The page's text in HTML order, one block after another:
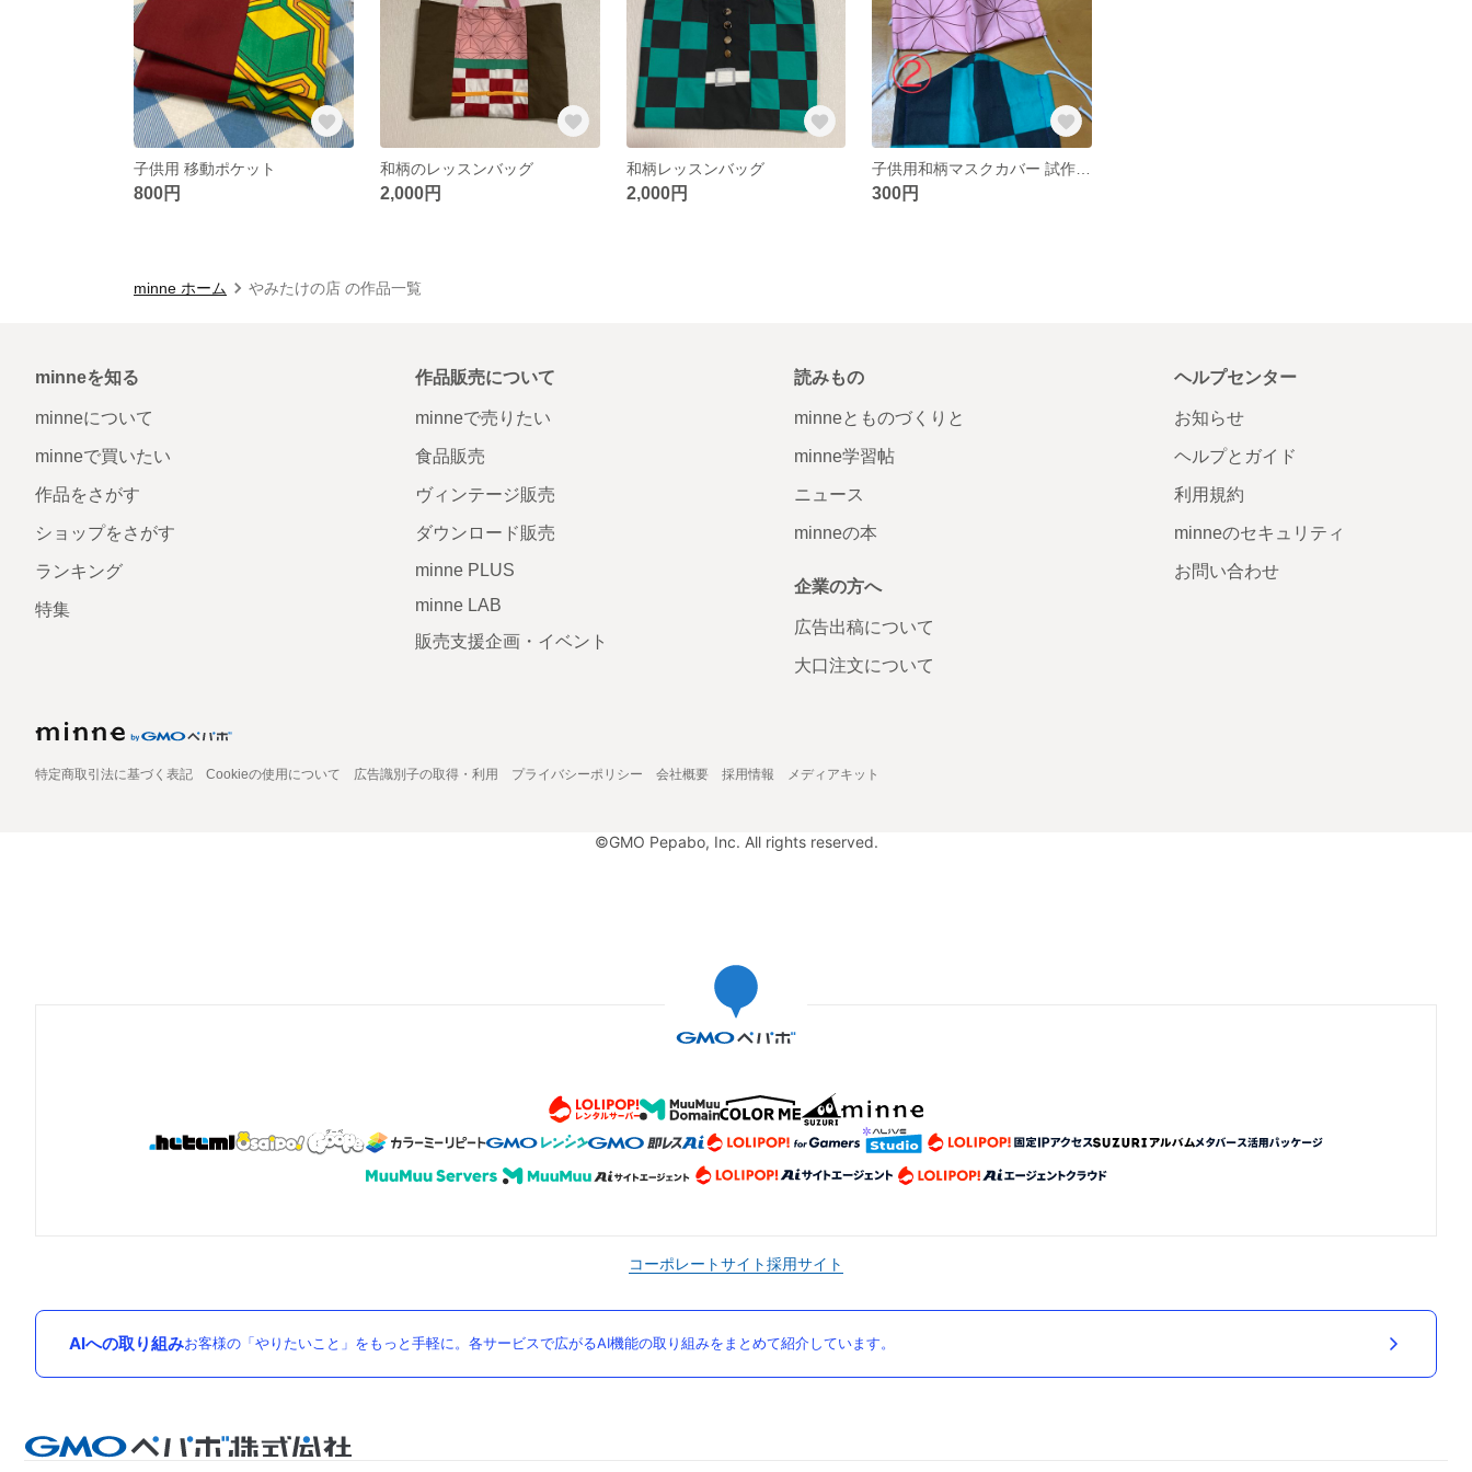
子供用 移動ポケット
800円
和柄のレッスンバッグ
2,000円
和柄レッスンバッグ
2,000円 300円
minne ホーム やみたけの店 の作品一覧
minneを知る
minneについて
minneで買いたい
作品をさがす
ショップをさがす
ランキング
特集
作品販売について
minneで売りたい
食品販売
ヴィンテージ販売
ダウンロード販売
minne PLUS
minne LAB
販売支援企画・イベント
読みもの
minneとものづくりと
minne学習帖
ニュース
minneの本
企業の方へ
広告出稿について
大口注文について
ヘルプセンター
お知らせ
ヘルプとガイド
利用規約
minneのセキュリティ
お問い合わせ
特定商取引法に基づく表記 Cookieの使用について 広告識別子の取得・利用 プライバシーポリシー 会社概要 採用情報 メディアキット
©GMO Pepabo, Inc. All rights reserved.
コーポレートサイト採用サイト
AIへの取り組みお客様の「やりたいこと」をもっと手軽に。各サービスで広がるAI機能の取り組みをまとめて紹介しています。